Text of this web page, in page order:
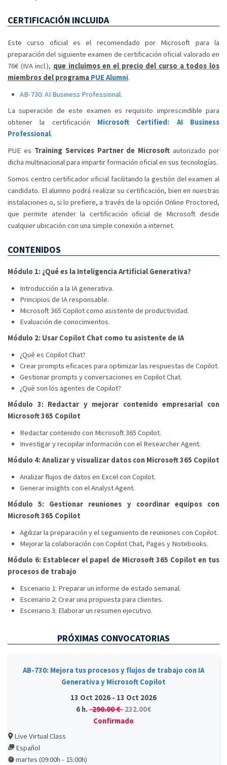
CERTIFICACIÓN INCLUIDA
Este curso oficial es el recomendado por Microsoft para la
preparación del siguiente examen de certificación oficial valorado en
76€ (IVA incl.), que incluimos en el precio del curso a todos los
miembros del programa PUE Alumni.
AB-730: AI Business Professional.
La superación de este examen es requisito imprescindible para
obtener la certificación Microsoft Certified: AI Business
Professional.
PUE es Training Services Partner de Microsoft autorizado por
dicha multinacional para impartir formación oficial en sus tecnologías.
Somos centro certificador oficial facilitando la gestión del examen al
candidato. El alumno podrá realizar su certificación, bien en nuestras
instalaciones o, si lo prefiere, a través de la opción Online Proctored,
que permite atender la certificación oficial de Microsoft desde
cualquier ubicación con una simple conexión a internet.
CONTENIDOS
Módulo 1: ¿Qué es la Inteligencia Artificial Generativa?
Introducción a la IA generativa.
Principios de IA responsable.
Microsoft 365 Copilot como asistente de productividad.
Evaluación de conocimientos.
Módulo 2: Usar Copilot Chat como tu asistente de IA
¿Qué es Copilot Chat?
Crear prompts eficaces para optimizar las respuestas de Copilot.
Gestionar prompts y conversaciones en Copilot Chat.
¿Qué son los agentes de Copilot?
Módulo 3: Redactar y mejorar contenido empresarial con
Microsoft 365 Copilot
Redactar contenido con Microsoft 365 Copilot.
Investigar y recopilar información con el Researcher Agent.
Módulo 4: Analizar y visualizar datos con Microsoft 365 Copilot
Analizar flujos de datos en Excel con Copilot.
Generar insights con el Analyst Agent.
Módulo 5: Gestionar reuniones y coordinar equipos con
Microsoft 365 Copilot
Agilizar la preparación y el seguimiento de reuniones con Copilot.
Mejorar la colaboración con Copilot Chat, Pages y Notebooks.
Módulo 6: Establecer el papel de Microsoft 365 Copilot en tus
procesos de trabajo
Escenario 1: Preparar un informe de estado semanal.
Escenario 2: Crear una propuesta para clientes.
Escenario 3: Elaborar un resumen ejecutivo.
PRÓXIMAS CONVOCATORIAS
AB-730: Mejora tus procesos y flujos de trabajo con IA
Generativa y Microsoft Copilot
13 Oct 2026 - 13 Oct 2026
6 h.290.00 € 232.00€
Confirmado
Live Virtual Class
Español
martes (09:00h - 15:00h)